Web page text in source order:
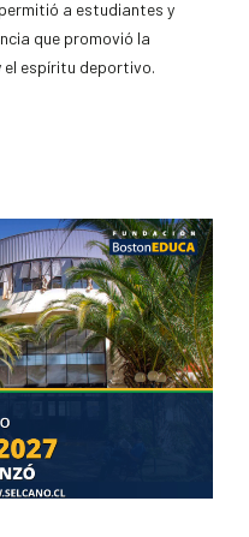
a estudiantes y
que promovió la
espíritu deportivo.